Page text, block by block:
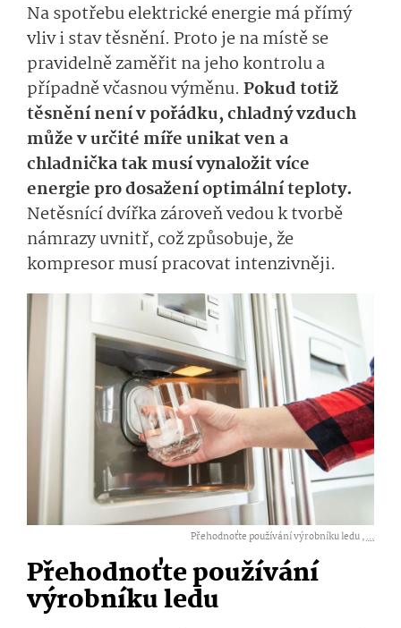
Na spotřebu elektrické energie má přímý
vliv i stav těsnění. Proto je na místě se
pravidelně zaměřit na jeho kontrolu a
případně včasnou výměnu. Pokud totiž
těsnění není v pořádku, chladný vzduch
může v určité míře unikat ven a
chladnička tak musí vynaložit více
energie pro dosažení optimální teploty.
Netěsnící dvířka zároveň vedou k tvorbě
námrazy uvnitř, což způsobuje, že
kompresor musí pracovat intenzivněji.
Přehodnoťte používání výrobníku ledu ,...
Přehodnoťte používání
výrobníku ledu